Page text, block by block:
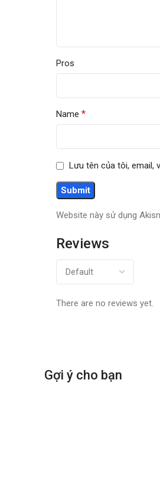
Reviews
There are no reviews yet.
Pros
Name *
Lưu tên của tôi, email,
Website này sử dụng
Gợi ý cho bạn